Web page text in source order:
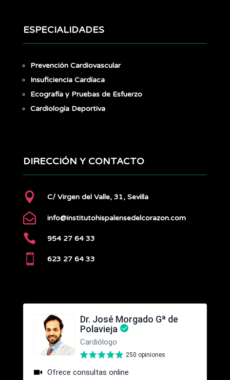
ESPECIALIDADES
Prevención Cardiovascular
Insuficiencia Cardíaca
Ecografía y Pruebas de Esfuerzo
Cardiología Deportiva
DIRECCIÓN Y CONTACTO
 C/ Virgen del Valle, 31, Sevilla
 info@institutohispalensedelcorazon.com
 954 27 64 33
 623 27 64 33